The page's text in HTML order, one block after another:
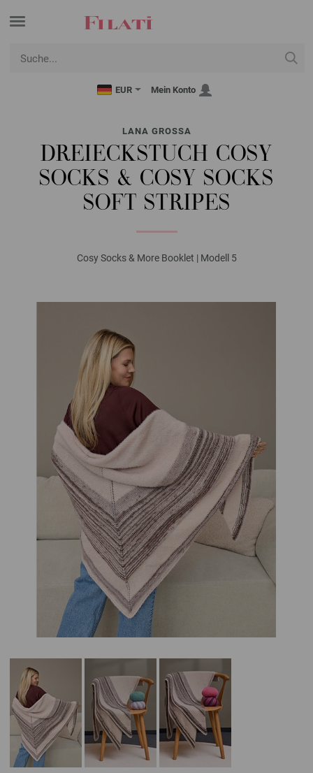
EUR Mein Konto
LANA GROSSA
DREIECKSTUCH COSY
SOCKS & COSY SOCKS
SOFT STRIPES
Cosy Socks & More Booklet | Modell 5